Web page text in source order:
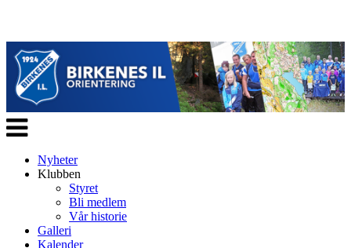
Veksle
navigasjon
Nyheter
Klubben
Styret
Bli medlem
Vår historie
Galleri
Kalender